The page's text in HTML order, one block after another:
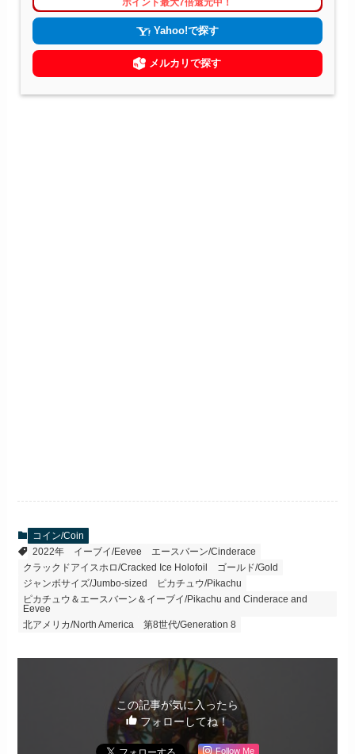
ポイント最大7倍還元中！
Yahoo!で探す
メルカリで探す
コイン/Coin
2022年
イーブイ/Eevee
エースバーン/Cinderace
クラックドアイスホロ/Cracked Ice Holofoil
ゴールド/Gold
ジャンボサイズ/Jumbo-sized
ピカチュウ/Pikachu
ピカチュウ＆エースバーン＆イーブイ/Pikachu and Cinderace and
Eevee
北アメリカ/North America
第8世代/Generation 8
この記事が気に入ったら
フォローしてね！
Follow Me